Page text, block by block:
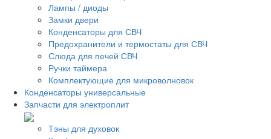
Лампы / диоды
Замки двери
Конденсаторы для СВЧ
Предохранители и термостаты для СВЧ
Слюда для печей СВЧ
Ручки таймера
Комплектующие для микроволновок
Конденсаторы универсальные
Запчасти для электроплит
Тэны для духовок